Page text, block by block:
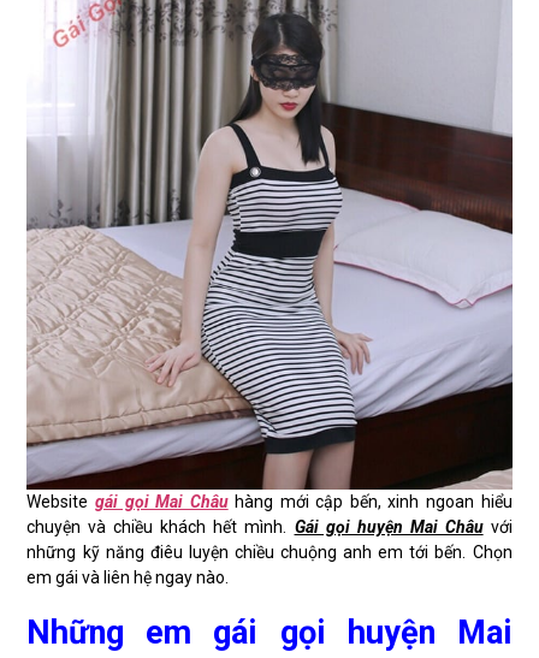
Website gái gọi Mai Châuhàng mới cập bến, xinh ngoan hiểu
chuyện và chiều khách hết mình. Gái gọi huyện Mai Châuvới
những kỹ năng điêu luyện chiều chuộng anh em tới bến. Chọn
em gái và liên hệ ngay nào.
Những em gái gọi huyện Mai